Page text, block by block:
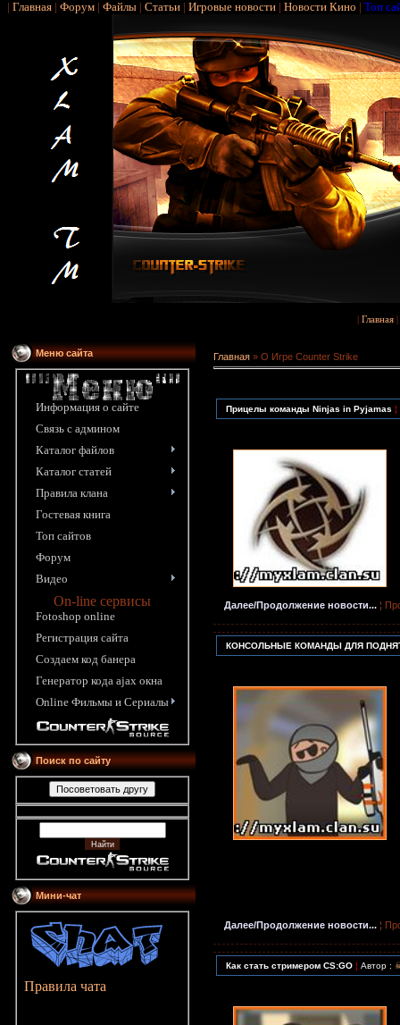
| Главная| Форум| Файлы| Статьи| Игровые новости| Новости Кино | Топ
Главная
Меню сайта
Информация o сайте
Связь с админом
Каталог файлов
Каталог статей
Правила клана
Гостевая книга
Топ сайтов
Форум
Видео
On-line сервисы
Fotoshop online
Pегистрация сайта
Создаем код банера
Генератор кода ajax окна
Online Фильмы и Сериалы
Поиск по сайту
Мини-чат
Правила чата
Главная » О Игре Counter Strike
Прицелы команды Ninjas in Pyjamas ¦
Далее/Продолжение новости... ¦
КОНСОЛЬНЫЕ КОМАНДЫ ДЛЯ
Далее/Продолжение новости... ¦
Как стать стримером CS:GO ¦ Автор :